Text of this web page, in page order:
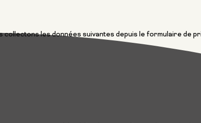
les données suivantes depuis le formulaire de